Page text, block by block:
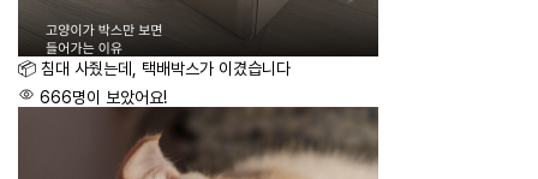
📦 침대 사줬는데, 택배박스가 이겼습니다
666명이 보았어요!